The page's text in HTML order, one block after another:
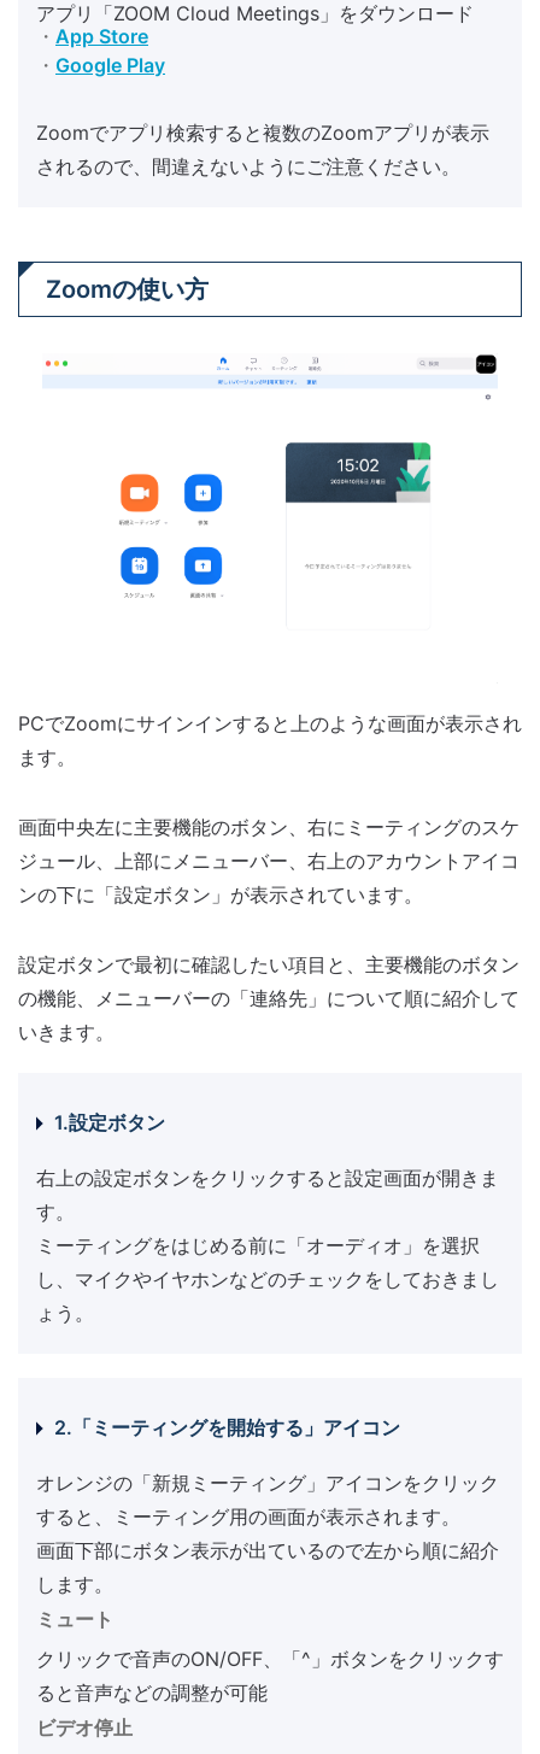
アプリ「ZOOM Cloud Meetings」をダウンロード
・ App Store
・ Google Play
Zoomでアプリ検索すると複数のZoomアプリが表示
されるので、間違えないようにご注意ください。
Zoomの使い方
PCでZoomにサインインすると上のような画面が表示され
ます。
画面中央左に主要機能のボタン、右にミーティングのスケ
ジュール、上部にメニューバー、右上のアカウントアイコ
ンの下に「設定ボタン」が表示されています。
設定ボタンで最初に確認したい項目と、主要機能のボタン
の機能、メニューバーの「連絡先」について順に紹介して
いきます。
1.設定ボタン
右上の設定ボタンをクリックすると設定画面が開きま
す。
ミーティングをはじめる前に「オーディオ」を選択
し、マイクやイヤホンなどのチェックをしておきまし
ょう。
2.「ミーティングを開始する」アイコン
オレンジの「新規ミーティング」アイコンをクリック
すると、ミーティング用の画面が表示されます。
画面下部にボタン表示が出ているので左から順に紹介
します。
ミュート
クリックで音声のON/OFF、「^」ボタンをクリックす
ると音声などの調整が可能
ビデオ停止